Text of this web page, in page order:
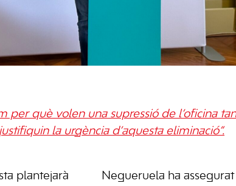
per què volen una supressió de l’oficina
la urgència d’aquesta eliminació”.
plantejarà
Negueruela ha